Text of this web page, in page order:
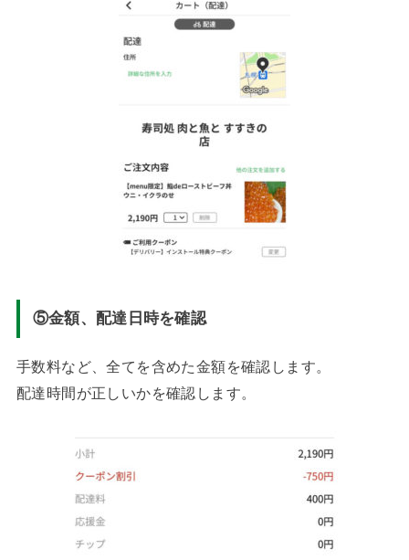
⑤金額、配達日時を確認
手数料など、全てを含めた金額を確認します。
配達時間が正しいかを確認します。